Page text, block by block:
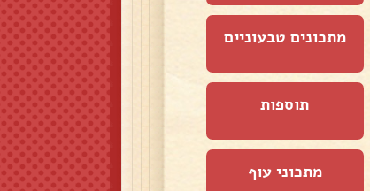
מתכונים טבעוניים
תוספות
מתכוני עוף